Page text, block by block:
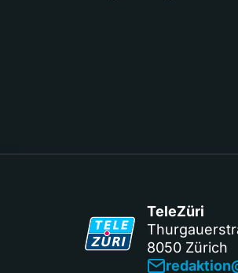
TeleZüri
8050 Zürich